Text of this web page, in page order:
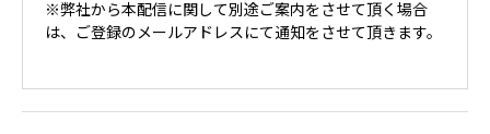
※弊社から本配信に関して別途ご案内をさせて頂く場合
は、ご登録のメールアドレスにて通知をさせて頂きます。